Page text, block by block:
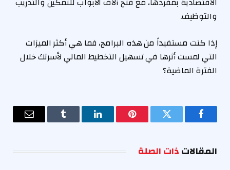
والتوظيف.
إذا كنت مستفيداً من هذه البرامج، فما هي أكثر الميزات
التي لمست أثرها في تسهيل التخطيط المالي لأسرتك خلال
الفترة الماضية؟
فيسبوك تويتر بينتيريستلينكدإن Tumblr
البريد
المقالاتذات الصلة